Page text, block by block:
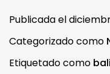
Publicada el
Categorizado como
Etiquetado como